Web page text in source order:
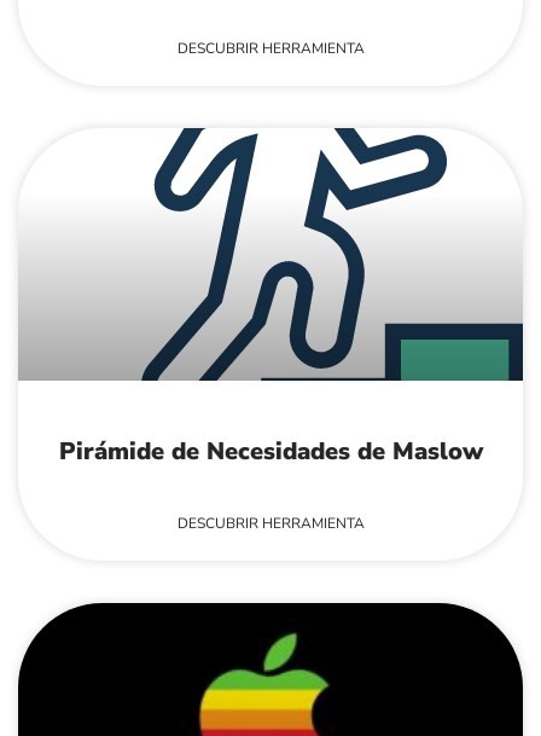
DESCUBRIR HERRAMIENTA
Pirámide de Necesidades de Maslow
DESCUBRIR HERRAMIENTA